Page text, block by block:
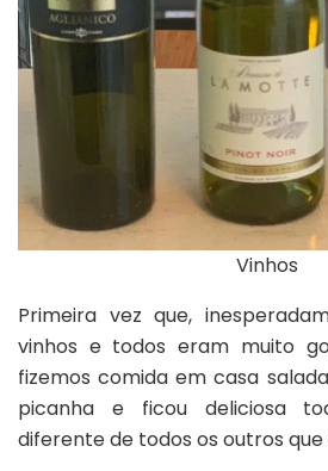
Vinhos
Primeira vez que,
vinhos e todos eram muito
fizemos comida em casa
picanha e ficou deliciosa
diferente de todos os outros